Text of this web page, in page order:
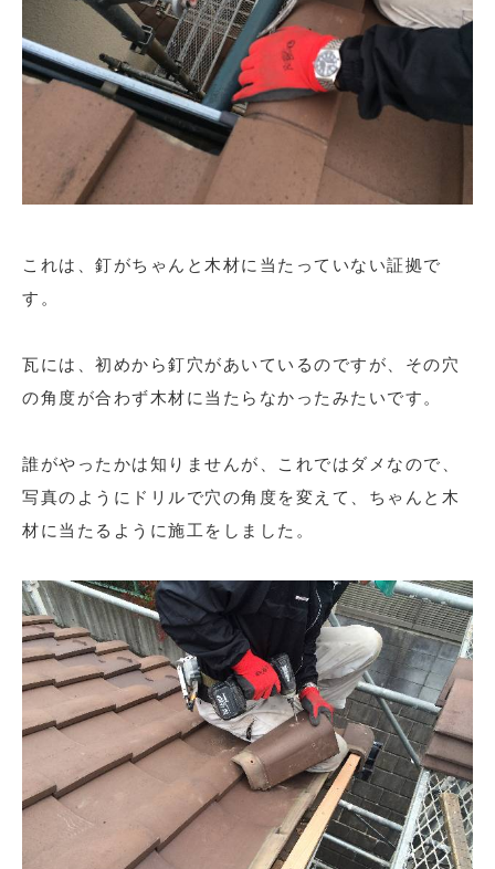
これは、釘がちゃんと木材に当たっていない証拠で
す。
瓦には、初めから釘穴があいているのですが、その穴
の角度が合わず木材に当たらなかったみたいです。
誰がやったかは知りませんが、これではダメなので、
写真のようにドリルで穴の角度を変えて、ちゃんと木
材に当たるように施工をしました。